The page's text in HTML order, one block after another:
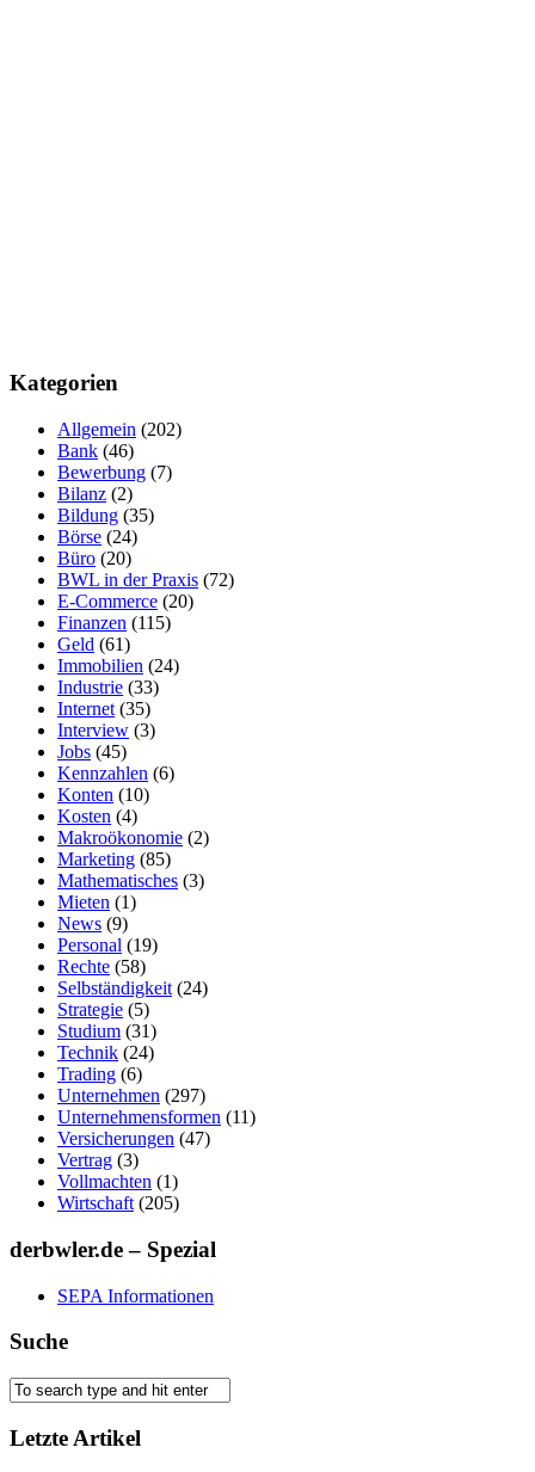
Kategorien
Allgemein (202)
Bank (46)
Bewerbung (7)
Bilanz (2)
Bildung (35)
Börse (24)
Büro (20)
BWL in der Praxis (72)
E-Commerce (20)
Finanzen (115)
Geld (61)
Immobilien (24)
Industrie (33)
Internet (35)
Interview (3)
Jobs (45)
Kennzahlen (6)
Konten (10)
Kosten (4)
Makroökonomie (2)
Marketing (85)
Mathematisches (3)
Mieten (1)
News (9)
Personal (19)
Rechte (58)
Selbständigkeit (24)
Strategie (5)
Studium (31)
Technik (24)
Trading (6)
Unternehmen (297)
Unternehmensformen (11)
Versicherungen (47)
Vertrag (3)
Vollmachten (1)
Wirtschaft (205)
derbwler.de – Spezial
SEPA Informationen
Suche
Letzte Artikel